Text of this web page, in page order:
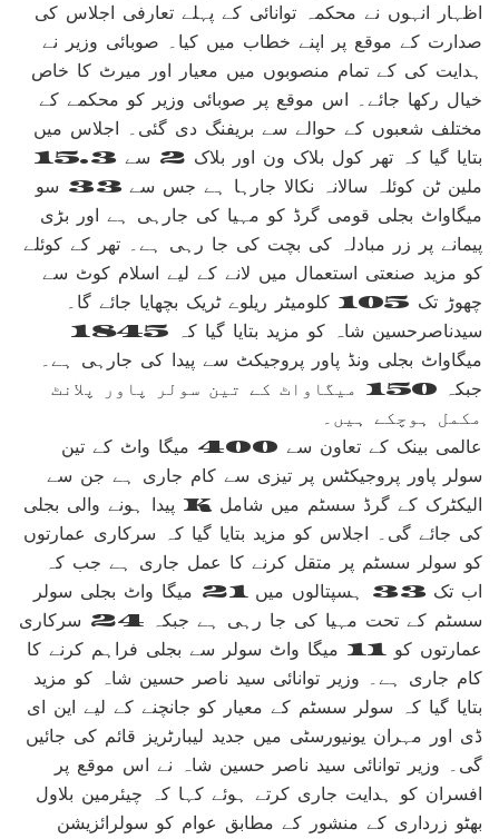
اظہار انہوں نے محکمہ توانائی کے پہلے تعارفی اجلاس کی
صدارت کے موقع پر اپنے خطاب میں کیا۔ صوبائی وزیر نے
ہدایت کی کے تمام منصوبوں میں معیار اور میرٹ کا خاص
خیال رکھا جائے۔ اس موقع پر صوبائی وزیر کو محکمے کے
مختلف شعبوں کے حوالے سے بریفنگ دی گئی۔ اجلاس میں
بتایا گیا کہ تھر کول بلاک ون اور بلاک 2 سے 15.3
ملین ٹن کوئلہ سالانہ نکالا جارہا ہے جس سے 33 سو
میگاواٹ بجلی قومی گرڈ کو مہیا کی جارہی ہے اور بڑی
پیمانے پر زر مبادلہ کی بچت کی جا رہی ہے۔ تھر کے کوئلے
کو مزید صنعتی استعمال میں لانے کے لیے اسلام کوٹ سے
چھوڑ تک 105 کلومیٹر ریلوے ٹریک بچھایا جائے گا۔
سیدناصرحسین شاہ کو مزید بتایا گیا کہ 1845
میگاواٹ بجلی ونڈ پاور پروجیکٹ سے پیدا کی جارہی ہے۔
جبکہ 150 میگاواٹ کے تین سولر پاور پلانٹ
مکمل ہوچکے ہیں۔
عالمی بینک کے تعاون سے 400 میگا واٹ کے تین
سولر پاور پروجیکٹس پر تیزی سے کام جاری ہے جن سے
پیدا ہونے والی بجلی K الیکٹرک کے گرڈ سسٹم میں شامل
کی جائے گی۔ اجلاس کو مزید بتایا گیا کہ سرکاری عمارتوں
کو سولر سسٹم پر متقل کرنے کا عمل جاری ہے جب کہ
اب تک 33 ہسپتالوں میں 21 میگا واٹ بجلی سولر
سسٹم کے تحت مہیا کی جا رہی ہے جبکہ 24 سرکاری
عمارتوں کو 11 میگا واٹ سولر سے بجلی فراہم کرنے کا
کام جاری ہے۔ وزیر توانائی سید ناصر حسین شاہ کو مزید
بتایا گیا کہ سولر سسٹم کے معیار کو جانچنے کے لیے این ای
ڈی اور مہران یونیورسٹی میں جدید لیبارٹریز قائم کی جائیں
گی۔ وزیر توانائی سید ناصر حسین شاہ نے اس موقع پر
افسران کو ہدایت جاری کرتے ہوئے کہا کہ چیئرمین بلاول
بھٹو زرداری کے منشور کے مطابق عوام کو سولرائزیشن